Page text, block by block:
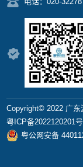
Copyright©️ 2022 广东
粤ICP备2022120201号
粤公网安备